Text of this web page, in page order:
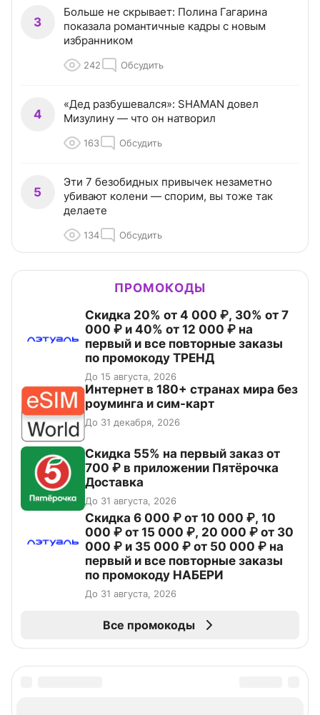
3
Больше не скрывает: Полина Гагарина
показала романтичные кадры с новым
избранником
242 Обсудить
4
«Дед разбушевался»: SHAMAN довел
Мизулину — что он натворил
163 Обсудить
5
Эти 7 безобидных привычек незаметно
убивают колени — спорим, вы тоже так
делаете
134 Обсудить
ПРОМОКОДЫ
Скидка 20% от 4 000 ₽, 30% от 7
000 ₽ и 40% от 12 000 ₽ на
первый и все повторные заказы
по промокоду ТРЕНД
До 15 августа, 2026
Интернет в 180+ странах мира без
роуминга и сим-карт
До 31 декабря, 2026
Скидка 55% на первый заказ от
700 ₽ в приложении Пятёрочка
Доставка
До 31 августа, 2026
Скидка 6 000 ₽ от 10 000 ₽, 10
000 ₽ от 15 000 ₽, 20 000 ₽ от 30
000 ₽ и 35 000 ₽ от 50 000 ₽ на
первый и все повторные заказы
по промокоду НАБЕРИ
До 31 августа, 2026
Все промокоды